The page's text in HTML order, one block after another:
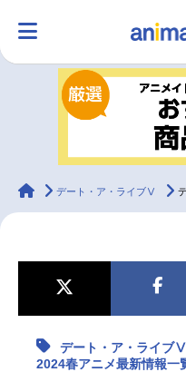
ランキング
ラジオ みんなの声
最新記事一覧
animateTimes
デート・ア・ライブⅤ デ
デート・ア・ライブ
2024春アニメ最新情報一